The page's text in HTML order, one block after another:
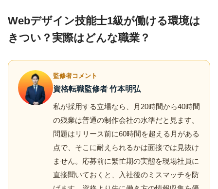
Webデザイン技能士1級が働ける環境は
きつい？実際はどんな職業？
監修者コメント
資格転職監修者 竹本明弘
私が採用する立場なら、月20時間から40時間
の残業は普通の制作会社の水準だと見ます。
問題はリリース前に60時間を超える月がある
点で、そこに耐えられるかは面接では見抜け
ません。応募前に繁忙期の実態を現場社員に
直接聞いておくと、入社後のミスマッチを防